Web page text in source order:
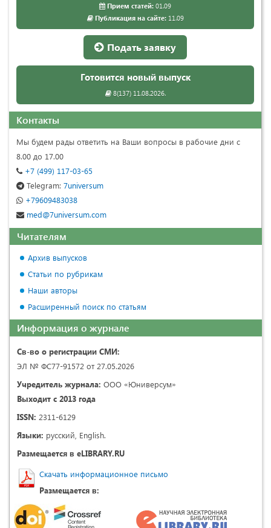
Прием статей: 01.09
Публикация на сайте:11.09
Подать заявку
Готовится новый выпуск
8(137) 11.08.2026.
Контакты
Мы будем рады ответить на Ваши вопросы в рабочие дни с
8.00 до 17.00
+7 (499) 117-03-65
Telegram: 7universum
+79609483038
med@7universum.com
Читателям
Архив выпусков
Статьи по рубрикам
Наши авторы
Расширенный поиск по статьям
Информация о журнале
Св-во о регистрации СМИ:
ЭЛ № ФС77-91572 от 27.05.2026
Учредитель журнала: ООО «Юниверсум»
Выходит с 2013 года
ISSN: 2311-6129
Языки: русский, English.
Размещается в eLIBRARY.RU
Скачать информационное письмо
Размещается в: